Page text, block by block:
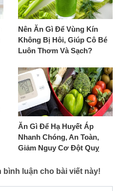
Nên Ăn Gì Để Vùng Kín
Không Bị Hôi, Giúp Cô Bé
Luôn Thơm Và Sạch?
Ăn Gì Để Hạ Huyết Áp
Nhanh Chóng, An Toàn,
Giảm Nguy Cơ Đột Quỵ
luận cho bài viết này!